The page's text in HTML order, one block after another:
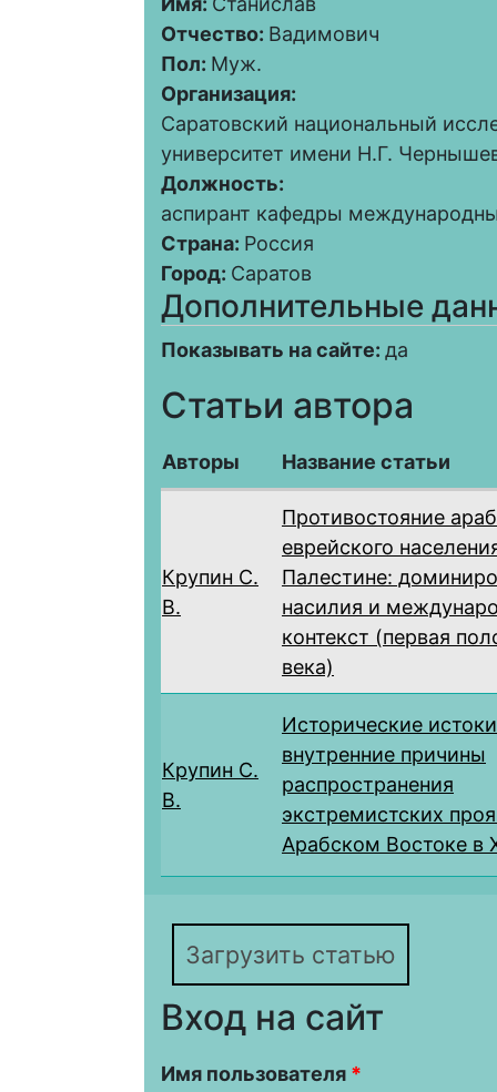
Отчество: Вадимович
Пол: Муж.
Организация:
Саратовский национальный
университет имени Н.Г.
Должность:
аспирант кафедры
Страна: Россия
Город: Саратов
Дополнительные
Показывать на сайте: да
Статьи автора
Авторы Название статьи
Крупин С.
В.
Противостояние
еврейского
Палестине:
насилия и
контекст (первая
века)
Крупин С.
В.
Исторические
внутренние причины
распространения
экстремистских
Арабском Востоке в
Загрузить статью
Вход на сайт
Имя пользователя *